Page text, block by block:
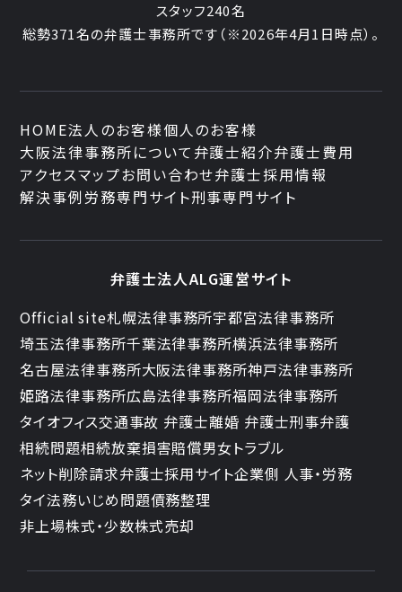
スタッフ240名
総勢371名の弁護士事務所です （※2026年4月1日時点）。
HOME法人のお客様個人のお客様
大阪法律事務所について 弁護士紹介弁護士費用
アクセスマップお問い合わせ弁護士採用情報
解決事例労務専門サイト刑事専門サイト
弁護士法人ALG運営サイト
Official site札幌法律事務所宇都宮法律事務所
埼玉法律事務所千葉法律事務所横浜法律事務所
名古屋法律事務所大阪法律事務所神戸法律事務所
姫路法律事務所広島法律事務所福岡法律事務所
タイオフィス交通事故 弁護士離婚 弁護士刑事弁護
相続問題相続放棄損害賠償男女トラブル
ネット削除請求弁護士採用サイト企業側 人事・労務
タイ法務いじめ問題債務整理
非上場株式・少数株式売却